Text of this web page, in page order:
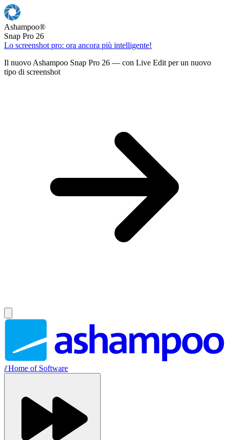
Ashampoo®
Snap Pro 26
Lo screenshot pro: ora ancora più intelligente!
Il nuovo Ashampoo Snap Pro 26 — con Live Edit per un nuovo
tipo di screenshot
//Home of Software